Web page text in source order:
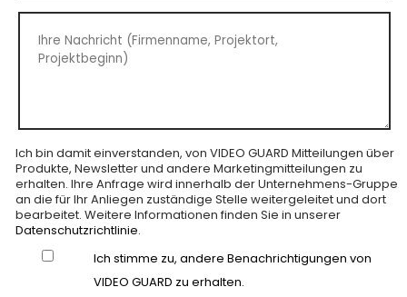
Ich bin damit einverstanden, von VIDEO GUARD Mitteilungen über
Produkte, Newsletter und andere Marketingmitteilungen zu
erhalten. Ihre Anfrage wird innerhalb der Unternehmens-Gruppe
an die für Ihr Anliegen zuständige Stelle weitergeleitet und dort
bearbeitet. Weitere Informationen finden Sie in unserer
Datenschutzrichtlinie.
Ich stimme zu, andere Benachrichtigungen von
VIDEO GUARD zu erhalten.